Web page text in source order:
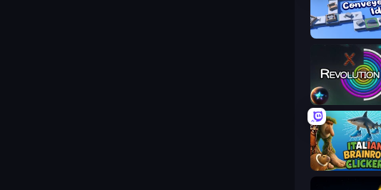
Conveyor Idle
Revolution Idle X